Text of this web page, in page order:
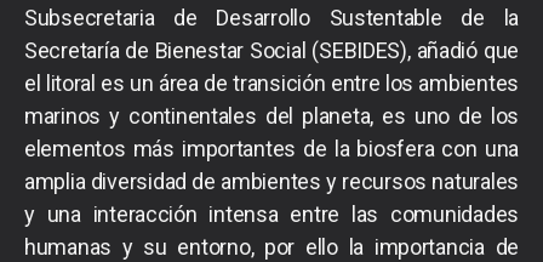
Subsecretaria de Desarrollo Sustentable de la
Secretaría de Bienestar Social (SEBIDES), añadió que
el litoral es un área de transición entre los ambientes
marinos y continentales del planeta, es uno de los
elementos más importantes de la biosfera con una
amplia diversidad de ambientes y recursos naturales
y una interacción intensa entre las comunidades
humanas y su entorno, por ello la importancia de